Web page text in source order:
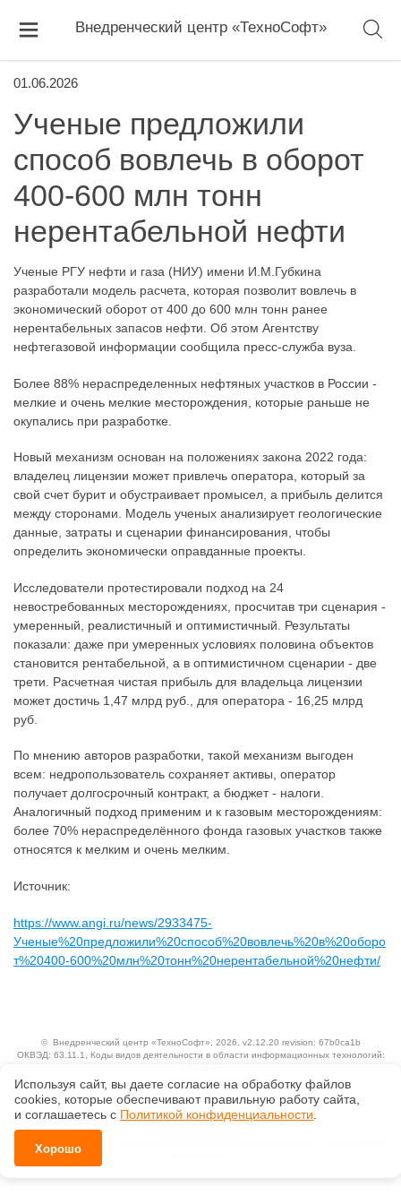
Внедренческий центр «ТехноСофт»
01.06.2026
Ученые предложили
способ вовлечь в оборот
400-600 млн тонн
нерентабельной нефти
Ученые РГУ нефти и газа (НИУ) имени И.М.Губкина
разработали модель расчета, которая позволит вовлечь в
экономический оборот от 400 до 600 млн тонн ранее
нерентабельных запасов нефти. Об этом Агентству
нефтегазовой информации сообщила пресс-служба вуза.
Более 88% нераспределенных нефтяных участков в России -
мелкие и очень мелкие месторождения, которые раньше не
окупались при разработке.
Новый механизм основан на положениях закона 2022 года:
владелец лицензии может привлечь оператора, который за
свой счет бурит и обустраивает промысел, а прибыль делится
между сторонами. Модель ученых анализирует геологические
данные, затраты и сценарии финансирования, чтобы
определить экономически оправданные проекты.
Исследователи протестировали подход на 24
невостребованных месторождениях, просчитав три сценария -
умеренный, реалистичный и оптимистичный. Результаты
показали: даже при умеренных условиях половина объектов
становится рентабельной, а в оптимистичном сценарии - две
трети. Расчетная чистая прибыль для владельца лицензии
может достичь 1,47 млрд руб., для оператора - 16,25 млрд
руб.
По мнению авторов разработки, такой механизм выгоден
всем: недропользователь сохраняет активы, оператор
получает долгосрочный контракт, а бюджет - налоги.
Аналогичный подход применим и к газовым месторождениям:
более 70% нераспределённого фонда газовых участков также
относятся к мелким и очень мелким.
Источник:
https://www.angi.ru/news/2933475-
Ученые%20предложили%20способ%20вовлечь%20в%20оборо
т%20400-600%20млн%20тонн%20нерентабельной%20нефти/
© Внедренческий центр «ТехноСофт», 2026, v2.12.20 revision: 67b0ca1b
ОКВЭД: 63.11.1, Коды видов деятельности в области информационных технологий:
Ценовая политика
Исключительные авторские и смежные права принадлежат АО «Кодекс».
Положение по обработке и защите персональных данных
Справка о регистрации продуктов АО «Кодекс» в Реестре российского программного
Используя сайт, вы даете согласие на обработку файлов
сооkiеs, которые обеспечивают правильную работу сайта,
и соглашаетесь с Политикой конфиденциальности
Хорошо